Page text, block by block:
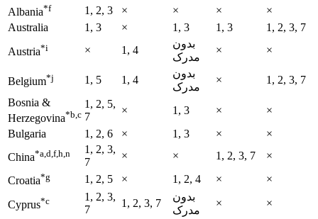
Albania*f 1, 2, 3 × × ×
×
Australia
1, 3 × 1, 3 1, 3 1, 2, 3, 7
Austria*i × 1, 4
بدون
مدرک
× ×
Belgium*j 1, 5 1, 4
بدون
مدرک
×
1, 2, 3, 7
Bosnia &
Herzegovina*b,c
1, 2, 5,
7
× 1, 3 ×
×
Bulgaria
1, 2, 6 × 1, 3 ×
×
China*a,d,f,h,n
1, 2, 3,
7
× × 1, 2, 3, 7 ×
Croatia*g 1, 2, 5 × 1, 2, 4 × ×
Cyprus*c
1, 2, 3,
7
1, 2, 3, 7
بدون
مدرک
× ×